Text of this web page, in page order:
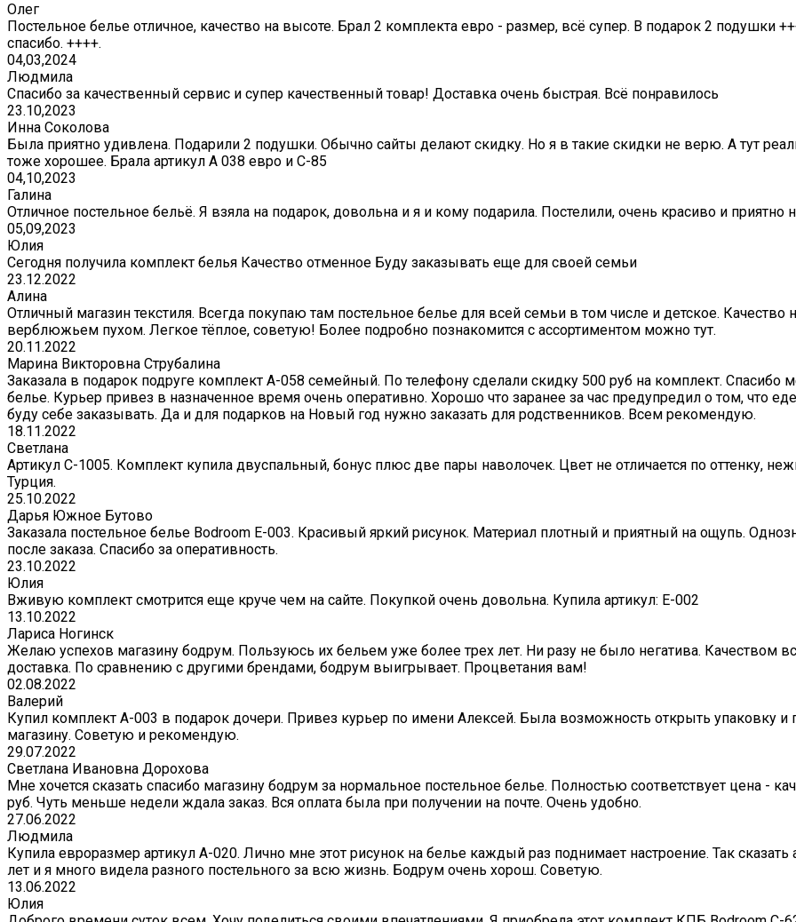
Олег
Постельное белье отличное, качество на высоте. Брал 2 комплекта евро - размер, всё супер. В подарок 2 подушки
спасибо. ++++.
04,03,2024
Людмила
Спасибо за качественный сервис и супер качественный товар! Доставка очень быстрая. Всё понравилось
23.10,2023
Инна Соколова
Была приятно удивлена. Подарили 2 подушки. Обычно сайты делают скидку. Но я в такие скидки не верю. А тут
тоже хорошее. Брала артикул А 038 евро и С-85
04,10,2023
Галина
Отличное постельное бельё. Я взяла на подарок, довольна и я и кому подарила. Постелили, очень красиво и приятно
05,09,2023
Юлия
Сегодня получила комплект белья Качество отменное Буду заказывать еще для своей семьи
23.12.2022
Алина
Отличный магазин текстиля. Всегда покупаю там постельное белье для всей семьи в том числе и детское. Качество
верблюжьем пухом. Легкое тёплое, советую! Более подробно познакомится с ассортиментом можно тут.
20.11.2022
Марина Викторовна Струбалина
Заказала в подарок подруге комплект А-058 семейный. По телефону сделали скидку 500 руб на комплект.
белье. Курьер привез в назначенное время очень оперативно. Хорошо что заранее за час предупредил о том, что
буду себе заказывать. Да и для подарков на Новый год нужно заказать для родственников. Всем рекомендую.
18.11.2022
Светлана
Артикул С-1005. Комплект купила двуспальный, бонус плюс две пары наволочек. Цвет не отличается по оттенку,
Турция.
25.10.2022
Дарья Южное Бутово
Заказала постельное белье Bodroom E-003. Красивый яркий рисунок. Материал плотный и приятный на ощупь.
после заказа. Спасибо за оперативность.
23.10.2022
Юлия
Вживую комплект смотрится еще круче чем на сайте. Покупкой очень довольна. Купила артикул: E-002
13.10.2022
Лариса Ногинск
Желаю успехов магазину бодрум. Пользуюсь их бельем уже более трех лет. Ни разу не было негатива. Качеством
доставка. По сравнению с другими брендами, бодрум выигрывает. Процветания вам!
02.08.2022
Валерий
Купил комплект A-003 в подарок дочери. Привез курьер по имени Алексей. Была возможность открыть упаковку и
магазину. Советую и рекомендую.
29.07.2022
Светлана Ивановна Дорохова
Мне хочется сказать спасибо магазину бодрум за нормальное постельное белье. Полностью соответствует цена -
руб. Чуть меньше недели ждала заказ. Вся оплата была при получении на почте. Очень удобно.
27.06.2022
Людмила
Купила евроразмер артикул А-020. Лично мне этот рисунок на белье каждый раз поднимает настроение. Так
лет и я много видела разного постельного за всю жизнь. Бодрум очень хорош. Советую.
13.06.2022
Юлия